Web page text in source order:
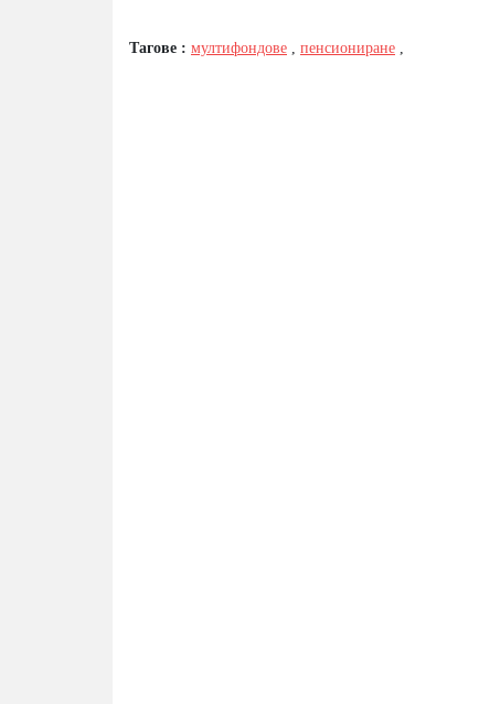
Тагове : мултифондове пенсиониране